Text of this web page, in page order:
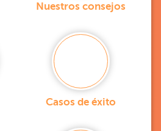
Nuestros consejos
Casos de éxito